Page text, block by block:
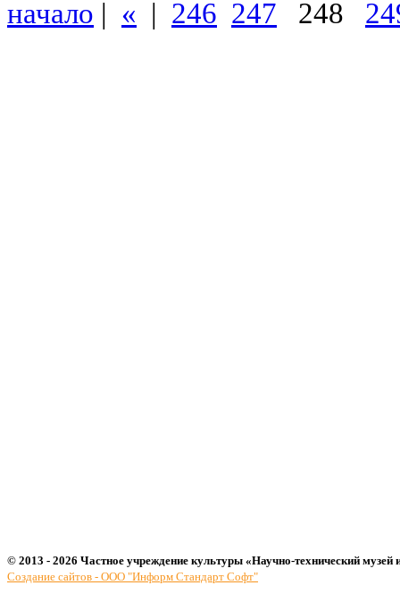
начало | « | 246 247 248
© 2013 - 2026 Частное учреждение культуры «Научно-технический музей
Создание сайтов - ООО "Информ Стандарт Софт"